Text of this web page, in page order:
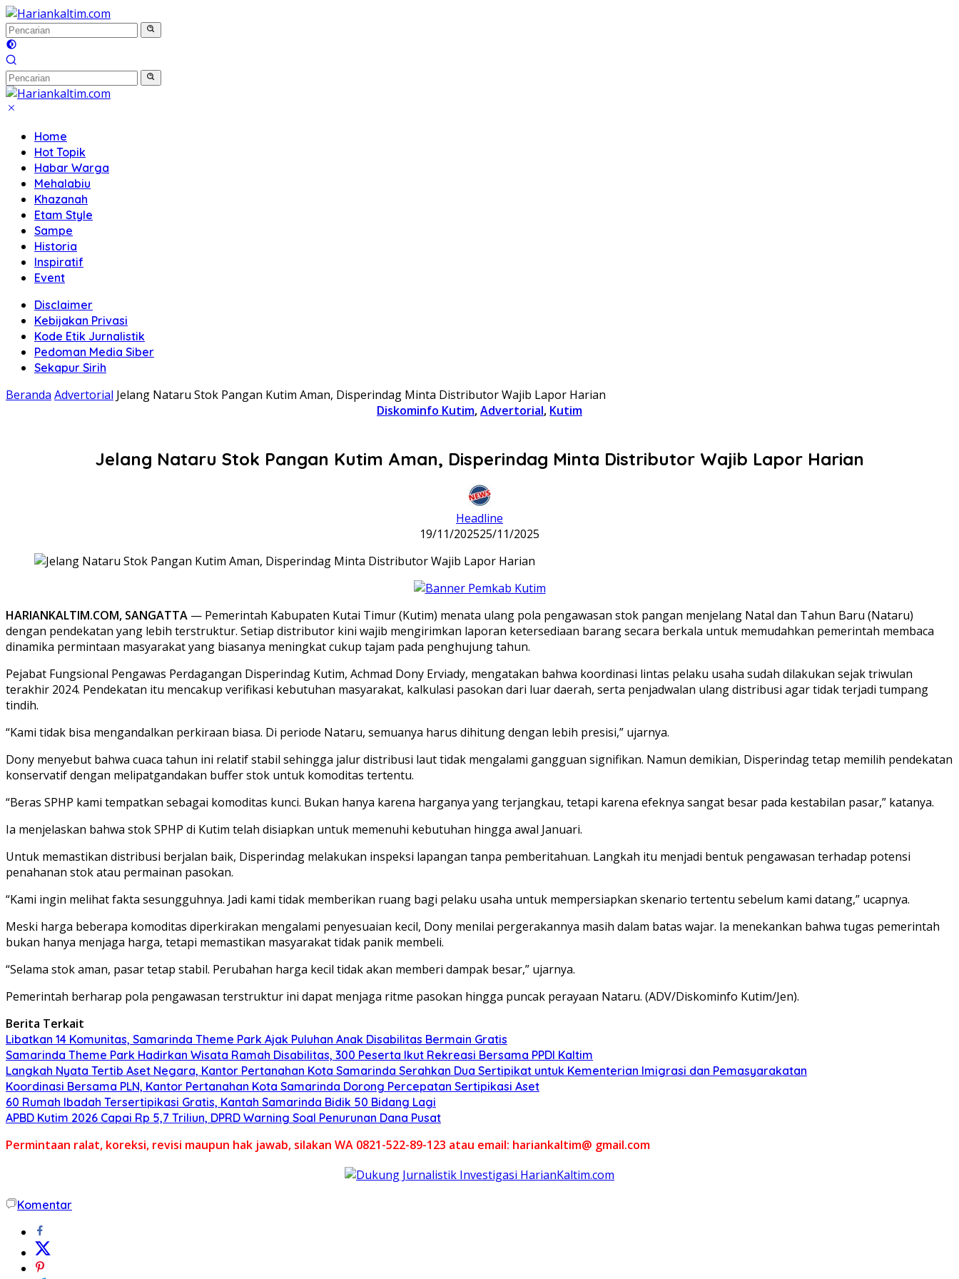
Langsung
ke
konten
Home
Hot Topik
Habar Warga
Mehalabiu
Khazanah
Etam Style
Sampe
Historia
Inspiratif
Event
Disclaimer
Kebijakan Privasi
Kode Etik Jurnalistik
Pedoman Media Siber
Sekapur Sirih
Beranda Advertorial Jelang Nataru Stok Pangan Kutim Aman, Disperindag Minta Distributor Wajib Lapor Harian
Diskominfo Kutim,Advertorial, Kutim
Jelang Nataru Stok Pangan Kutim Aman, Disperindag Minta Distributor Wajib Lapor Harian
Headline
19/11/202525/11/2025
HARIANKALTIM.COM, SANGATTA — Pemerintah Kabupaten Kutai Timur (Kutim) menata ulang pola pengawasan stok pangan menjelang Natal dan Tahun Baru (Nataru)
dengan pendekatan yang lebih terstruktur. Setiap distributor kini wajib mengirimkan laporan ketersediaan barang secara berkala untuk memudahkan pemerintah membaca
dinamika permintaan masyarakat yang biasanya meningkat cukup tajam pada penghujung tahun.
Pejabat Fungsional Pengawas Perdagangan Disperindag Kutim, Achmad Dony Erviady, mengatakan bahwa koordinasi lintas pelaku usaha sudah dilakukan sejak triwulan
terakhir 2024. Pendekatan itu mencakup verifikasi kebutuhan masyarakat, kalkulasi pasokan dari luar daerah, serta penjadwalan ulang distribusi agar tidak terjadi tumpang
tindih.
“Kami tidak bisa mengandalkan perkiraan biasa. Di periode Nataru, semuanya harus dihitung dengan lebih presisi,” ujarnya.
Dony menyebut bahwa cuaca tahun ini relatif stabil sehingga jalur distribusi laut tidak mengalami gangguan signifikan. Namun demikian, Disperindag tetap memilih pendekatan
konservatif dengan melipatgandakan buffer stok untuk komoditas tertentu.
“Beras SPHP kami tempatkan sebagai komoditas kunci. Bukan hanya karena harganya yang terjangkau, tetapi karena efeknya sangat besar pada kestabilan pasar,” katanya.
Ia menjelaskan bahwa stok SPHP di Kutim telah disiapkan untuk memenuhi kebutuhan hingga awal Januari.
Untuk memastikan distribusi berjalan baik, Disperindag melakukan inspeksi lapangan tanpa pemberitahuan. Langkah itu menjadi bentuk pengawasan terhadap potensi
penahanan stok atau permainan pasokan.
“Kami ingin melihat fakta sesungguhnya. Jadi kami tidak memberikan ruang bagi pelaku usaha untuk mempersiapkan skenario tertentu sebelum kami datang,” ucapnya.
Meski harga beberapa komoditas diperkirakan mengalami penyesuaian kecil, Dony menilai pergerakannya masih dalam batas wajar. Ia menekankan bahwa tugas pemerintah
bukan hanya menjaga harga, tetapi memastikan masyarakat tidak panik membeli.
“Selama stok aman, pasar tetap stabil. Perubahan harga kecil tidak akan memberi dampak besar,” ujarnya.
Pemerintah berharap pola pengawasan terstruktur ini dapat menjaga ritme pasokan hingga puncak perayaan Nataru. (ADV/Diskominfo Kutim/Jen).
Berita Terkait
Libatkan 14 Komunitas, Samarinda Theme Park Ajak Puluhan Anak Disabilitas Bermain Gratis
Samarinda Theme Park Hadirkan Wisata Ramah Disabilitas, 300 Peserta Ikut Rekreasi Bersama PPDI Kaltim
Langkah Nyata Tertib Aset Negara, Kantor Pertanahan Kota Samarinda Serahkan Dua Sertipikat untuk Kementerian Imigrasi dan Pemasyarakatan
Koordinasi Bersama PLN, Kantor Pertanahan Kota Samarinda Dorong Percepatan Sertipikasi Aset
60 Rumah Ibadah Tersertipikasi Gratis, Kantah Samarinda Bidik 50 Bidang Lagi
APBD Kutim 2026 Capai Rp 5,7 Triliun, DPRD Warning Soal Penurunan Dana Pusat
Permintaan ralat, koreksi, revisi maupun hak jawab, silakan WA 0821-522-89-123 atau email: hariankaltim@ gmail.com
Komentar